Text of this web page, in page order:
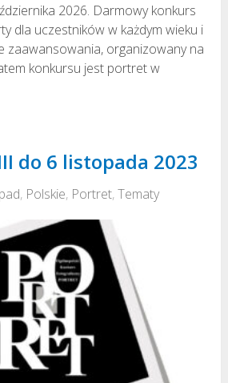
2026. Darmowy konkurs
dla uczestników w każdym wieku i
zaawansowania, organizowany na
konkursu jest portret w
do 6 listopada 2023
, Polskie, Portret,Tematy